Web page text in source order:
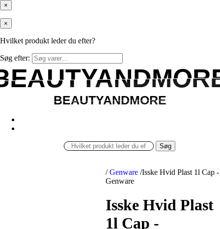
×
×
Hvilket produkt leder du efter?
Søg efter:
BEAUTYANDMORE
BEAUTYANDMORE
Søg
/ Genware /Isske Hvid Plast 1l Cap -
Genware
Isske Hvid Plast
1l Cap -